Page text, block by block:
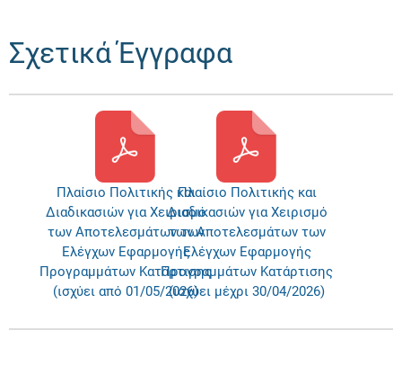
Σχετικά Έγγραφα
Πλαίσιο Πολιτικής και
Διαδικασιών για Χειρισμό
των Αποτελεσμάτων των
Ελέγχων Εφαρμογής
Προγραμμάτων Κατάρτισης
(ισχύει από 01/05/2026)
Πλαίσιο Πολιτικής και
Διαδικασιών για Χειρισμό
των Αποτελεσμάτων των
Ελέγχων Εφαρμογής
Προγραμμάτων Κατάρτισης
(ισχύει μέχρι 30/04/2026)